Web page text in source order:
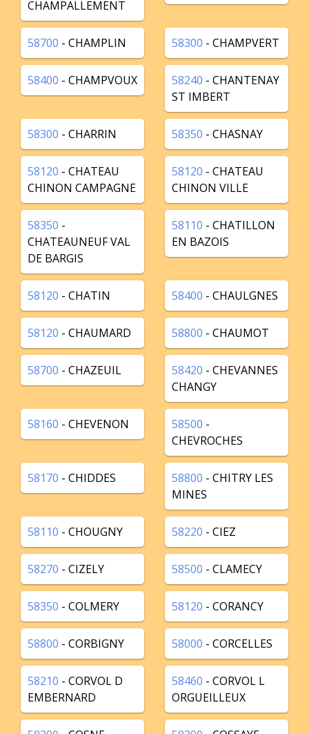
CHAMPALLEMENT
58700 - CHAMPLIN 58300 - CHAMPVERT
58400 - CHAMPVOUX 58240 - CHANTENAY
ST IMBERT
58300 - CHARRIN 58350 - CHASNAY
58120 - CHATEAU
CHINON CAMPAGNE
58120 - CHATEAU
CHINON VILLE
58350 -
CHATEAUNEUF VAL
DE BARGIS
58110 - CHATILLON
EN BAZOIS
58120 - CHATIN 58400 - CHAULGNES
58120 - CHAUMARD 58800 - CHAUMOT
58700 - CHAZEUIL 58420 - CHEVANNES
CHANGY
58160 - CHEVENON 58500 -
CHEVROCHES
58170 - CHIDDES 58800 - CHITRY LES
MINES
58110 - CHOUGNY 58220 - CIEZ
58270 - CIZELY 58500 - CLAMECY
58350 - COLMERY 58120 - CORANCY
58800 - CORBIGNY 58000 - CORCELLES
58210 - CORVOL D
EMBERNARD
58460 - CORVOL L
ORGUEILLEUX